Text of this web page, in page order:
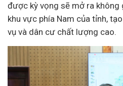
được kỳ vọng sẽ mở ra không
khu vực phía Nam của tỉnh,
vụ và dân cư chất lượng cao.